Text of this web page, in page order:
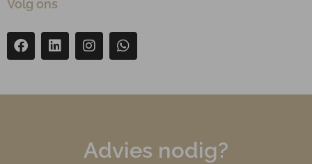
Volg ons
Advies nodig?